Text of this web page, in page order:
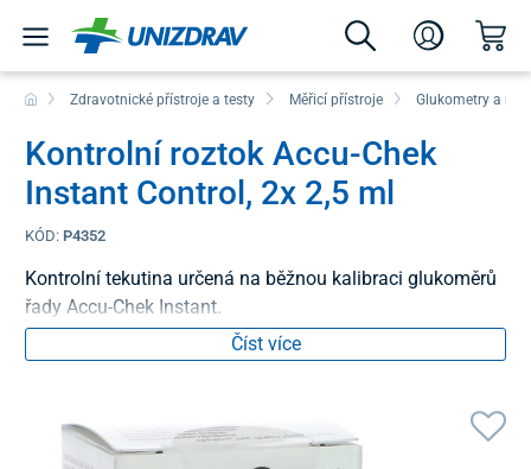
Zdravotnické přístroje a testy Měřicí přístroje Glukometry a
Kontrolní roztok Accu-Chek
Instant Control, 2x 2,5 ml
KÓD: P4352
Kontrolní tekutina určená na běžnou kalibraci glukoměrů
řady Accu-Chek Instant.
Číst více